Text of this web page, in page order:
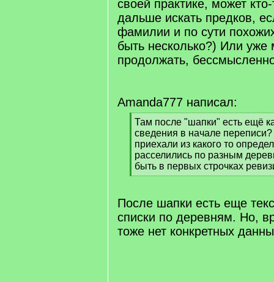
своей практике, может
дальше искать предков,
фамилии и по сути
быть несколько?) Или уже
продолжать,
Amanda777 написал:
[
q
]
Там после "шапки" есть ещё
сведения в начале
приехали из какого то
расселились по разным
быть в первых строчках
[
q
]
После шапки есть еще
списки по деревням. Но,
тоже нет конкретных